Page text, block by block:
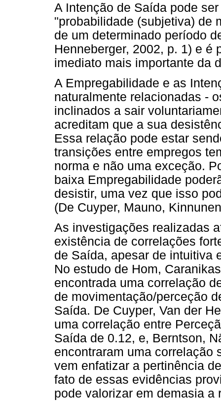
A Intenção de Saída pode
"probabilidade (subjetiva) de
de um determinado período
Henneberger, 2002, p. 1) e é
imediato mais importante da
A Empregabilidade e as
naturalmente relacionadas -
inclinados a sair
acreditam que a sua
Essa relação pode estar
transições entre empregos
norma e não uma exceção.
baixa Empregabilidade
desistir, uma vez que isso
(De Cuyper, Mauno,
As investigações realizadas
existência de correlações
de Saída, apesar de intuitiva
No estudo de Hom,
encontrada uma correlação
de movimentação/perceção
Saída. De Cuyper, Van der
uma correlação entre
Saída de 0.12, e, Berntson,
encontraram uma correlação
vem enfatizar a pertinência
fato de essas evidências
pode valorizar em demasia a